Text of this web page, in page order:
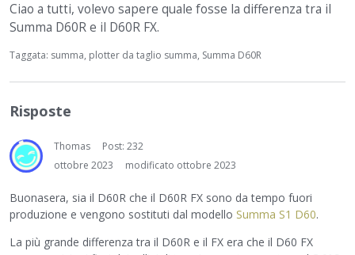
Ciao a tutti, volevo sapere quale fosse la differenza tra il
Summa D60R e il D60R FX.
Taggata: summa plotter da taglio summa Summa D60R
Risposte
Thomas
Post: 232
ottobre 2023
modificato ottobre 2023
Buonasera, sia il D60R che il D60R FX sono da tempo fuori
produzione e vengono sostituti dal modello Summa S1 D60.
La più grande differenza tra il D60R e il FX era che il D60 FX